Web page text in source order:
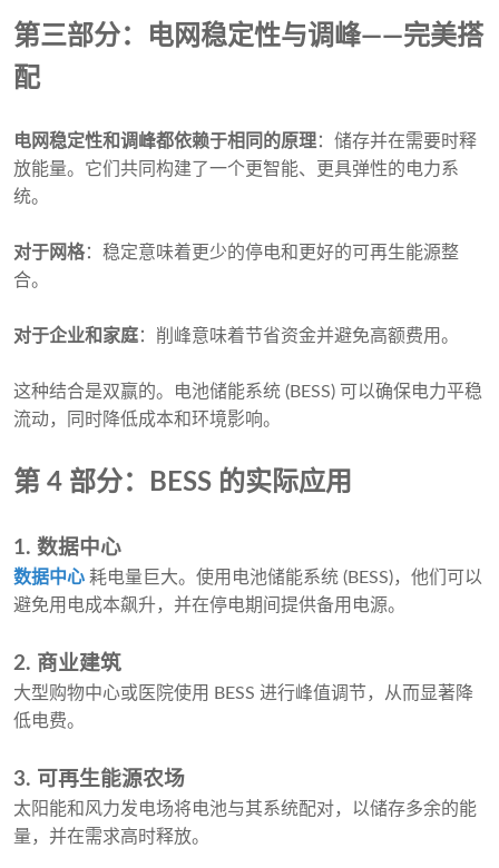
第三部分：电网稳定性与调峰——完美搭
配
电网稳定性和调峰都依赖于相同的原理：储存并在需要时释
放能量。它们共同构建了一个更智能、更具弹性的电力系
统。
对于网格：稳定意味着更少的停电和更好的可再生能源整
合。
对于企业和家庭：削峰意味着节省资金并避免高额费用。
这种结合是双赢的。电池储能系统 (BESS) 可以确保电力平稳
流动，同时降低成本和环境影响。
第 4 部分：BESS 的实际应用
1. 数据中心
数据中心 耗电量巨大。使用电池储能系统 (BESS)，他们可以
避免用电成本飙升，并在停电期间提供备用电源。
2. 商业建筑
大型购物中心或医院使用 BESS 进行峰值调节，从而显著降
低电费。
3. 可再生能源农场
太阳能和风力发电场将电池与其系统配对，以储存多余的能
量，并在需求高时释放。